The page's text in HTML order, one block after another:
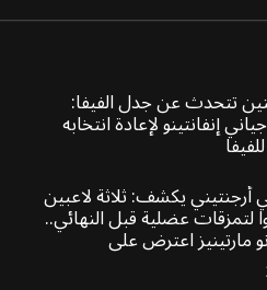
تتحدث عن جدل الفيفا:
إنفانتينو لإعادة انتخابه
يكشف: ثلاثة لاعبين
لتمزقات عضلية قبل النهائي..
مارتينيز اعترض على
سكالوني